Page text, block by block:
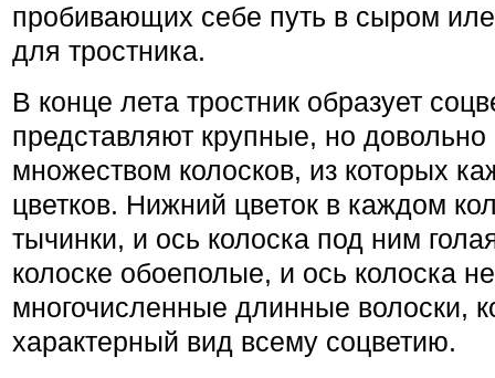
пробивающих себе путь в сыром
для тростника.
В конце лета тростник образует
представляют крупные, но довольно
множеством колосков, из которых
цветков. Нижний цветок в каждом
тычинки, и ось колоска под ним
колоске обоеполые, и ось колоска
многочисленные длинные волоски,
характерный вид всему соцветию.